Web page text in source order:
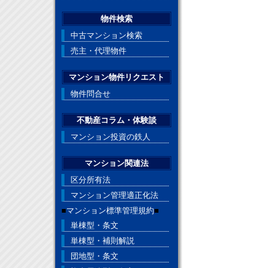
物件検索
中古マンション検索
売主・代理物件
マンション物件リクエスト
物件問合せ
不動産コラム・体験談
マンション投資の鉄人
マンション関連法
区分所有法
マンション管理適正化法
■マンション標準管理規約■
単棟型・条文
単棟型・補則解説
団地型・条文